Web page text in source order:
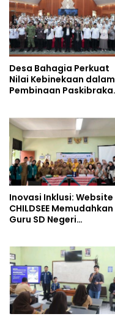
Desa Bahagia Perkuat
Nilai Kebinekaan dalam
Pembinaan Paskibraka
Inovasi Inklusi: Website
CHILDSEE Memudahkan
Guru SD Negeri
Berkebutuhan Khusus